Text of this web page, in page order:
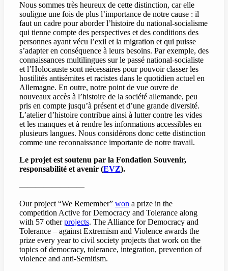
Nous sommes très heureux de cette distinction, car elle
souligne une fois de plus l’importance de notre cause : il
faut un cadre pour aborder l’histoire du national-socialisme
qui tienne compte des perspectives et des conditions des
personnes ayant vécu l’exil et la migration et qui puisse
s’adapter en conséquence à leurs besoins. Par exemple, des
connaissances multilingues sur le passé national-socialiste
et l’Holocauste sont nécessaires pour pouvoir classer les
hostilités antisémites et racistes dans le quotidien actuel en
Allemagne. En outre, notre point de vue ouvre de
nouveaux accès à l’histoire de la société allemande, peu
pris en compte jusqu’à présent et d’une grande diversité.
L’atelier d’histoire contribue ainsi à lutter contre les vides
et les manques et à rendre les informations accessibles en
plusieurs langues. Nous considérons donc cette distinction
comme une reconnaissance importante de notre travail.
Le projet est soutenu par la Fondation Souvenir,
responsabilité et avenir (EVZ).
————————
Our project “We Remember” won a prize in the
competition Active for Democracy and Tolerance along
with 57 otherprojects. The Alliance for Democracy and
Tolerance – against Extremism and Violence awards the
prize every year to civil society projects that work on the
topics of democracy, tolerance, integration, prevention of
violence and anti-Semitism.